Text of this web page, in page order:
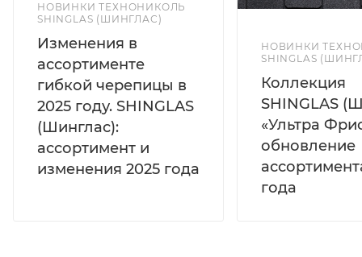
НОВИНКИ ТЕХНОНИКОЛЬ
SHINGLAS (ШИНГЛАС)
Изменения в
ассортименте
гибкой черепицы в
2025 году. SHINGLAS
(Шинглас):
ассортимент и
изменения 2025 года
НОВИНКИ
SHINGLAS
Коллекция
SHINGLAS
«Ультра
обновление
года